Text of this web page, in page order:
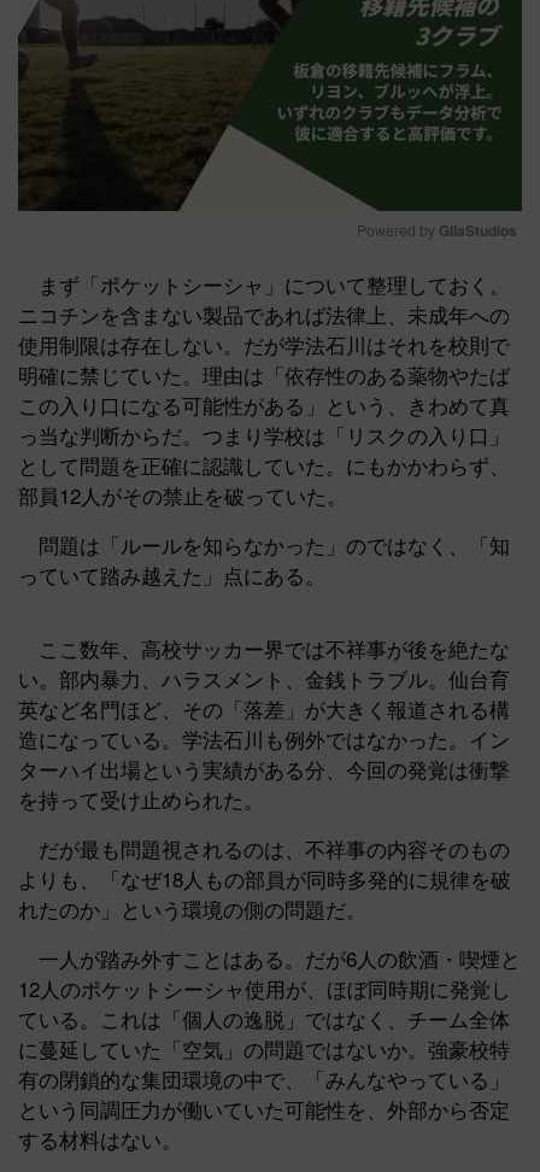
Mute
Powered by GliaStudios
まず「ポケットシーシャ」について整理しておく。
ニコチンを含まない製品であれば法律上、未成年への
使用制限は存在しない。だが学法石川はそれを校則で
明確に禁じていた。理由は「依存性のある薬物やたば
この入り口になる可能性がある」という、きわめて真
っ当な判断からだ。つまり学校は「リスクの入り口」
として問題を正確に認識していた。にもかかわらず、
部員12人がその禁止を破っていた。
問題は「ルールを知らなかった」のではなく、「知
っていて踏み越えた」点にある。
ここ数年、高校サッカー界では不祥事が後を絶たな
い。部内暴力、ハラスメント、金銭トラブル。仙台育
英など名門ほど、その「落差」が大きく報道される構
造になっている。学法石川も例外ではなかった。イン
ターハイ出場という実績がある分、今回の発覚は衝撃
を持って受け止められた。
だが最も問題視されるのは、不祥事の内容そのもの
よりも、「なぜ18人もの部員が同時多発的に規律を破
れたのか」という環境の側の問題だ。
一人が踏み外すことはある。だが6人の飲酒・喫煙と
12人のポケットシーシャ使用が、ほぼ同時期に発覚し
ている。これは「個人の逸脱」ではなく、チーム全体
に蔓延していた「空気」の問題ではないか。強豪校特
有の閉鎖的な集団環境の中で、「みんなやっている」
という同調圧力が働いていた可能性を、外部から否定
する材料はない。